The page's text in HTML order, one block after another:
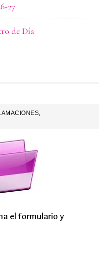
27
de Día
el formulario y